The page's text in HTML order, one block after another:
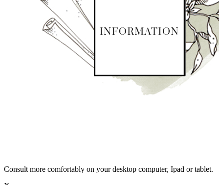
Consult more comfortably on your desktop computer, Ipad or tablet.